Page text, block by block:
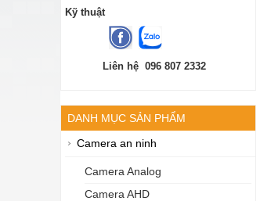
Kỹ thuật
Liên hệ 096 807 2332
DANH MỤC SẢN PHẨM
Camera an ninh
Camera Analog
Camera AHD